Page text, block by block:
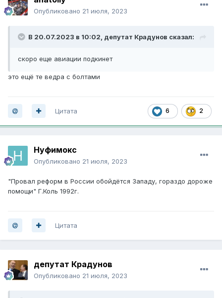
заинтересован в привлечении России к ответственности
«это едва ли не самая большая за все время
Одессе». По словам Зеленского, цель удара — не только
миллиона тонн продовольствия, предназначенных для
Опубликовано 21 июля, 2023
В 20.07.2023 в 10:02, депутат Крадунов сказал:
скоро еще авиации подкинет
это ещё те ведра с болтами
6 2
Цитата
Нуфимокс
Опубликовано 21 июля, 2023
"Провал реформ в России обойдётся Западу, гораздо дороже
помощи" Г.Коль 1992г.
Цитата
депутат Крадунов
Опубликовано 21 июля, 2023